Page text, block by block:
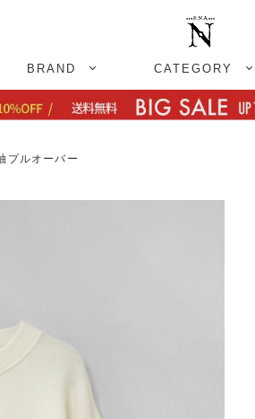
BRAND CATEGORY
プルオーバー